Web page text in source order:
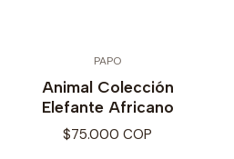
PAPO
Animal Colección
Elefante Africano
$75.000 COP